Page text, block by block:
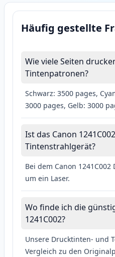
Häufig gestellte
Wie viele Seiten
Tintenpatronen?
Schwarz: 3500 pages,
3000 pages, Gelb: 3000
Ist das Canon
Tintenstrahlgerät?
Bei dem Canon
um ein Laser.
Wo finde ich die
1241C002?
Unsere Drucktinten- und
Vergleich zu den